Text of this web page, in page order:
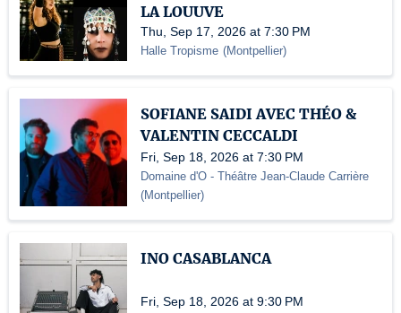
LA LOUUVE
Thu, Sep 17, 2026 at 7:30 PM
Halle Tropisme (Montpellier)
SOFIANE SAIDI AVEC THÉO &
VALENTIN CECCALDI
Fri, Sep 18, 2026 at 7:30 PM
Domaine d'O - Théâtre Jean-Claude Carrière
(Montpellier)
INO CASABLANCA
Fri, Sep 18, 2026 at 9:30 PM